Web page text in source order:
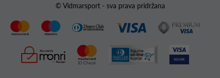
© Vidmarsport - sva prava pridržana